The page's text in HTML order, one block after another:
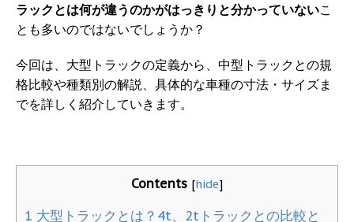
ラックとは何が違うのかがはっきりと分かっていないこ
とも多いのではないでしょうか？
今回は、大型トラックの定義から、中型トラックとの規
格比較や種類別の解説、具体的な車種の寸法・サイズま
でを詳しく紹介していきます。
Contents [hide]
1 大型トラックとは？4t、2tトラックとの比較と